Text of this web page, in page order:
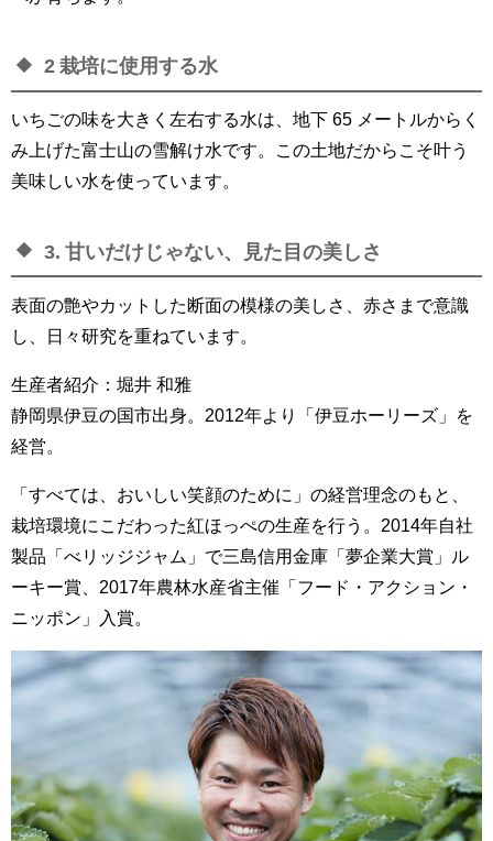
2 栽培に使用する水
いちごの味を大きく左右する水は、地下 65 メートルからく
み上げた富士山の雪解け水です。この土地だからこそ叶う
美味しい水を使っています。
3. 甘いだけじゃない、見た目の美しさ
表面の艶やカットした断面の模様の美しさ、赤さまで意識
し、日々研究を重ねています。
生産者紹介：堀井 和雅
静岡県伊豆の国市出身。2012年より「伊豆ホーリーズ」を
経営。
「すべては、おいしい笑顔のために」の経営理念のもと、
栽培環境にこだわった紅ほっぺの生産を行う。2014年自社
製品「べリッジジャム」で三島信用金庫「夢企業大賞」ル
ーキー賞、2017年農林水産省主催「フード・アクション・
ニッポン」入賞。